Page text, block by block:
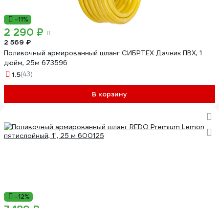
-11%
2 290 ₽
2 569 ₽
Поливочный армированный шланг СИБРТЕХ Дачник ПВХ, 1
дюйм, 25м 673596
1.5(43)
В корзину
-12%